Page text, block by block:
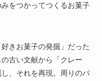
をつかってつくるお菓子
きお菓子の発掘」だった
古い文献から「クレー
、それを再現。周りのパ